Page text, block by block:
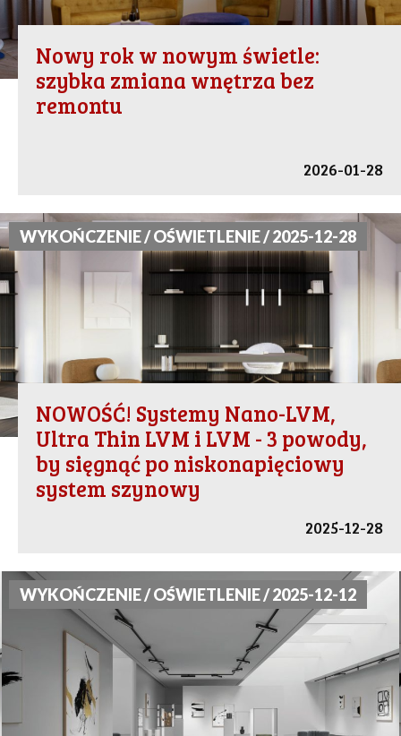
Nowy rok w nowym świetle:
szybka zmiana wnętrza bez
remontu
2026-01-28
WYKOŃCZENIE / OŚWIETLENIE / 2025-12-28
NOWOŚĆ! Systemy Nano-LVM,
Ultra Thin LVM i LVM - 3 powody,
by sięgnąć po niskonapięciowy
system szynowy
2025-12-28
WYKOŃCZENIE / OŚWIETLENIE / 2025-12-12